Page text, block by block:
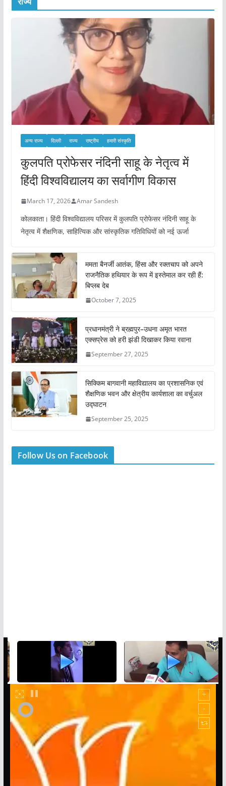
अन्य राज्य दिल्ली राज्य राष्ट्रीय हमारी संस्कृति
कुलपति प्रोफेसर नंदिनी साहू के नेतृत्व में
हिंदी विश्वविद्यालय का सर्वागीण विकास
March 17, 2026 Amar Sandesh
कोलकाता। हिंदी विश्वविद्यालय परिसर में कुलपति प्रोफेसर नंदिनी साहू के
नेतृत्व में शैक्षणिक, साहित्यिक और सांस्कृतिक गतिविधियों को नई ऊर्जा
ममता बैनर्जी आतंक, हिंसा और रक्तचाप को अपने
राजनैतिक हथियार के रूप में इस्तेमाल कर रही हैं:
बिप्लब देब
October 7, 2025
प्रधानमंत्री ने ब्रह्मपुर–उधना अमृत भारत
एक्सप्रेस को हरी झंडी दिखाकर किया रवाना
September 27, 2025
सिक्किम बागवानी महाविद्यालय का प्रशासनिक एवं
शैक्षणिक भवन और क्षेत्रीय कार्यशाला का वर्चुअल
उद्घाटन
September 25, 2025
Follow Us on Facebook